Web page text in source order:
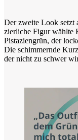
Der zweite Look setzt
zierliche Figur wählte
Pistaziengrün, der
Die schimmernde
der nicht zu schwer